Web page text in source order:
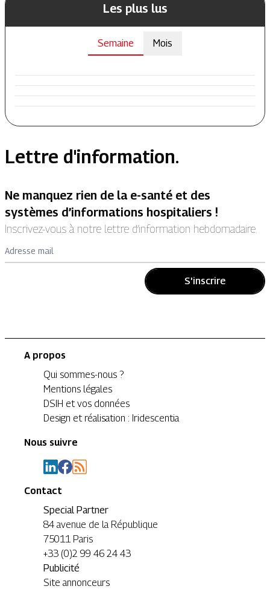
Les plus lus
Semaine Mois
Lettre d'information.
Ne manquez rien de la e-santé et des
systèmes d’informations hospitaliers !
Inscrivez-vous à notre lettre d’information hebdomadaire.
Adresse mail
S'inscrire
A propos
Qui sommes-nous ?
Mentions légales
DSIH et vos données
Design et réalisation : Iridescentia
Nous suivre
Contact
Special Partner
84 avenue de la République
75011 Paris
+33 (0)2 99 46 24 43
Publicité
Site annonceurs